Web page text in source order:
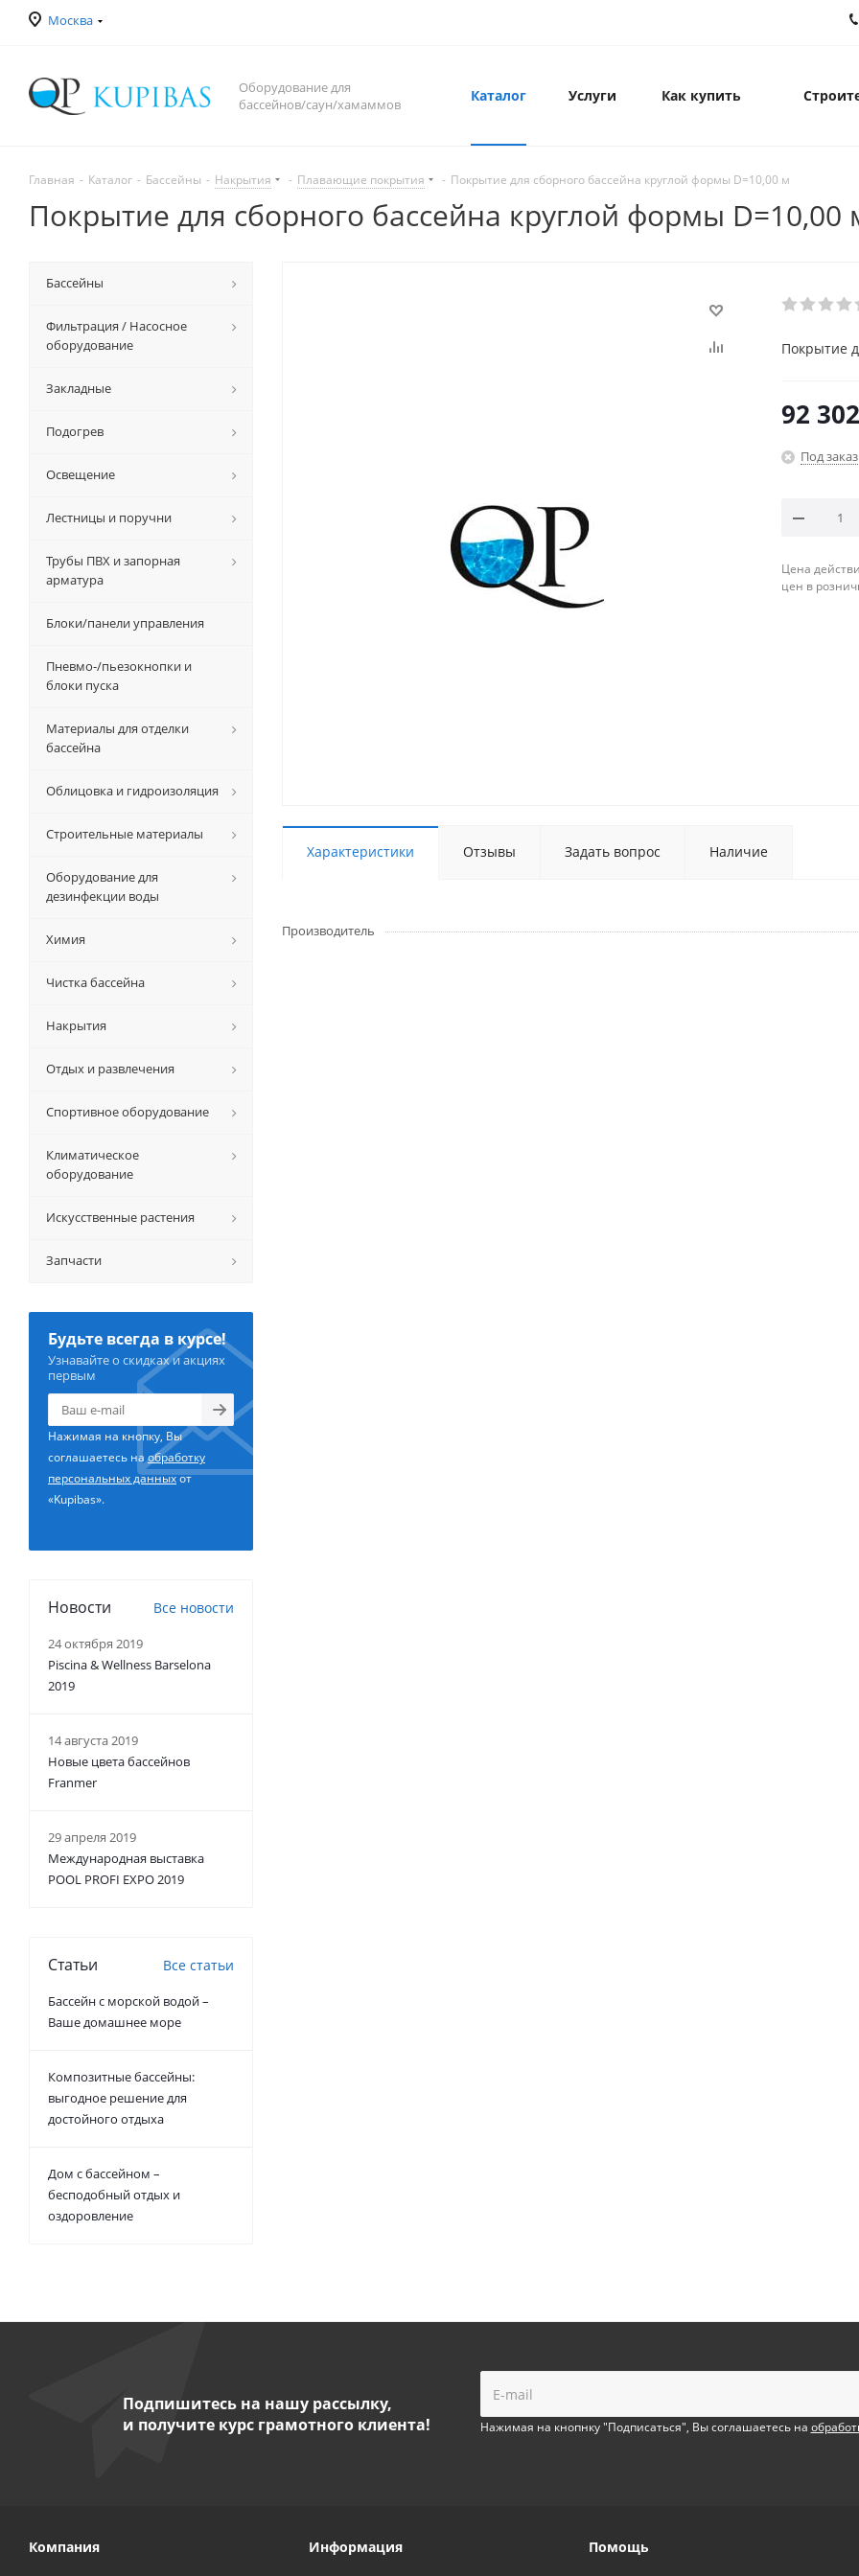
Москва
Оборудование для
бассейнов/саун/хамаммов
Каталог Услуги Как купить
Главная - Каталог - Бассейны - Накрытия - Плавающие покрытия - Покрытие для сборного бассейна круглой формы D=10,00 м
Покрытие для сборного бассейна круглой формы D=10,00
Покрытие
92
Под заказ
Цена
цен в
Характеристики Отзывы Задать вопрос Наличие
Производитель
Бассейны
Фильтрация / Насосное
оборудование
Закладные
Подогрев
Освещение
Лестницы и поручни
Трубы ПВХ и запорная
арматура
Блоки/панели управления
Пневмо-/пьезокнопки и
блоки пуска
Материалы для отделки
бассейна
Облицовка и гидроизоляция
Строительные материалы
Оборудование для
дезинфекции воды
Химия
Чистка бассейна
Накрытия
Отдых и развлечения
Спортивное оборудование
Климатическое
оборудование
Искусственные растения
Запчасти
Будьте всегда в курсе!
Узнавайте о скидках и акциях
первым
Нажимая на кнопку, Вы
соглашаетесь наобработку
персональных данныхот
«Kupibas».
Новости Все новости
24 октября 2019
Piscina & Wellness Barselona
2019
14 августа 2019
Новые цвета бассейнов
Franmer
29 апреля 2019
Международная выставка
POOL PROFI EXPO 2019
Статьи Все статьи
Бассейн с морской водой –
Ваше домашнее море
Композитные бассейны:
выгодное решение для
достойного отдыха
Дом с бассейном –
бесподобный отдых и
оздоровление
Подпишитесь на нашу рассылку,
и получите курс грамотного клиента!
Нажимая на кнопнку "Подписаться", Вы соглашаетесь на
Компания Информация Помощь